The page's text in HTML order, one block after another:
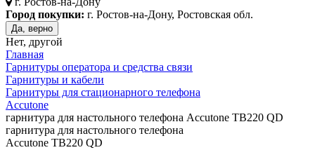
Город покупки: г. Ростов-на-Дону, Ростовская обл.
Да, верно
Нет, другой
Главная
Гарнитуры оператора и средства связи
Гарнитуры и кабели
Гарнитуры для стационарного телефона
Accutone
гарнитура для настольного телефона Accutone TB220 QD
гарнитура для настольного телефона
Accutone TB220 QD